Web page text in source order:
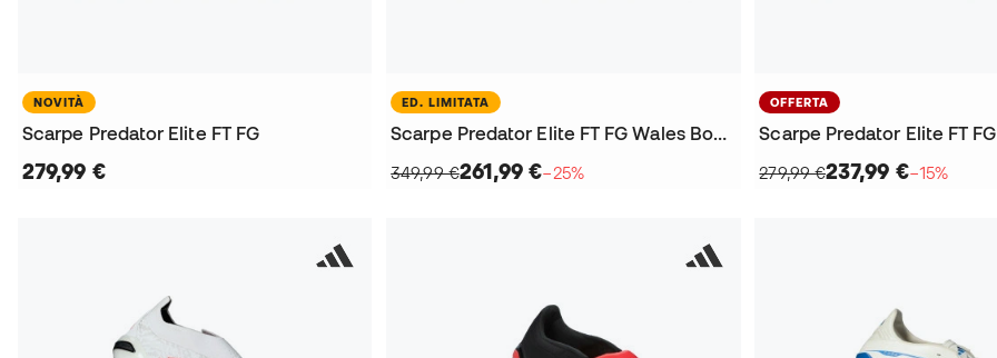
NOVITÀ
Scarpe Predator Elite FT FG
279,99 €
ED. LIMITATA
Scarpe Predator Elite FT FG Wales Bonner
349,99 €261,99 €−25%
OFFERTA
Scarpe Predator Elite FT FG
279,99 €237,99 €−15%